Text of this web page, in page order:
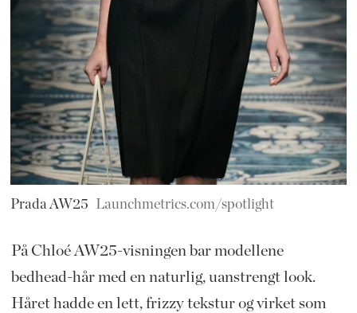
Prada AW25 Launchmetrics.com/spotlight
På Chloé AW25-visningen bar modellene
bedhead-hår med en naturlig, uanstrengt look.
Håret hadde en lett, frizzy tekstur og virket som